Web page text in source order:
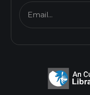
Email...